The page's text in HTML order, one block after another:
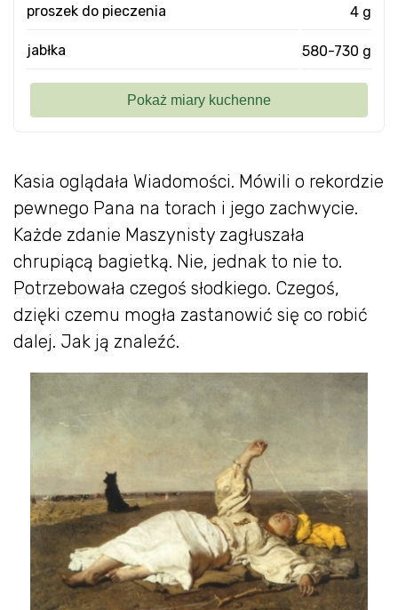
Kasia oglądała Wiadomości. Mówili o rekordzie
pewnego Pana na torach i jego zachwycie.
Każde zdanie Maszynisty zagłuszała
chrupiącą bagietką. Nie, jednak to nie to.
Potrzebowała czegoś słodkiego. Czegoś,
dzięki czemu mogła zastanowić się co robić
dalej. Jak ją znaleźć.
proszek do pieczenia 4 g
jabłka 580-730 g